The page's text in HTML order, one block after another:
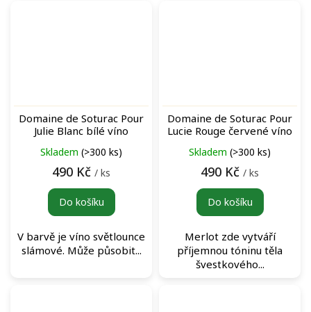
Domaine de Soturac Pour
Julie Blanc bílé víno
Skladem (>300 ks)
490 Kč / ks
Do košíku
V barvě je víno světlounce
slámové. Může působit...
Domaine de Soturac Pour
Lucie Rouge červené víno
Skladem (>300 ks)
490 Kč / ks
Do košíku
Merlot zde vytváří
příjemnou tóninu těla
švestkového...